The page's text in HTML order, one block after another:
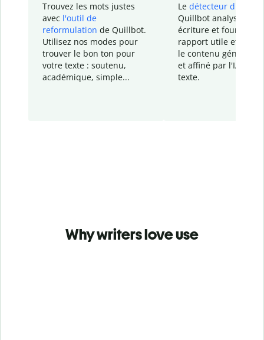
Trouvez les mots justes
avec l'outil de
reformulation de Quillbot.
Utilisez nos modes pour
trouver le bon ton pour
votre texte : soutenu,
académique, simple...
Le détecteur d'IA
Quillbot analyse votre
écriture et fournit un
rapport utile et
le contenu généré
et affiné par l'IA
texte.
Why writers love use